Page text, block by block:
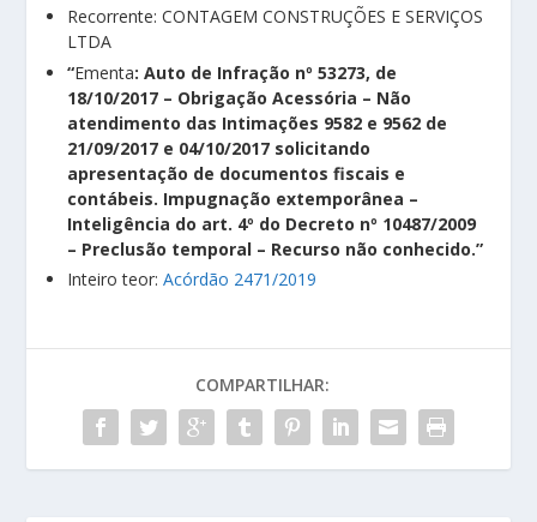
Recorrente: CONTAGEM CONSTRUÇÕES E SERVIÇOS
LTDA
“Ementa: Auto de Infração nº 53273, de
18/10/2017 – Obrigação Acessória – Não
atendimento das Intimações 9582 e 9562 de
21/09/2017 e 04/10/2017 solicitando
apresentação de documentos fiscais e
contábeis. Impugnação extemporânea –
Inteligência do art. 4º do Decreto nº 10487/2009
– Preclusão temporal – Recurso não conhecido.”
Inteiro teor:Acórdão 2471/2019
COMPARTILHAR: